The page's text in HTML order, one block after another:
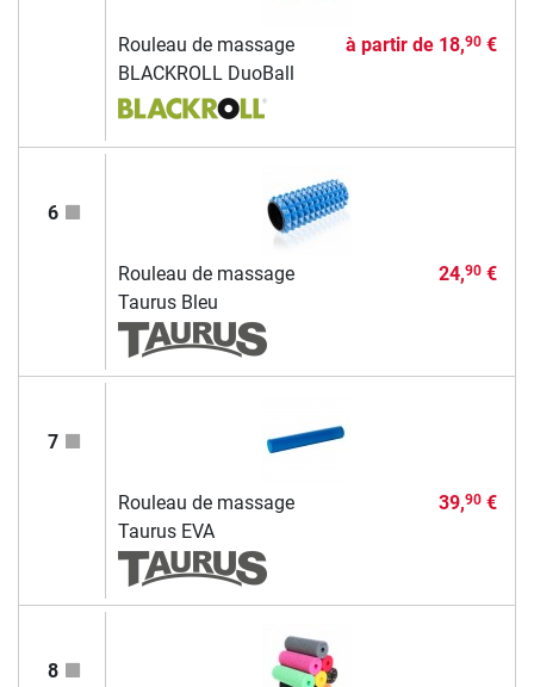
Rouleau de massage
BLACKROLL DuoBall
à partir de 18,90€
6
Rouleau de massage
Taurus Bleu
24,90€
7
Rouleau de massage
Taurus EVA
39,90€
8